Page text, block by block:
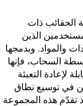
الحقائب ذات
الذين
والمواد. وبدمجها
السحاب، فإنها
لإعادة التعبئة
في توسيع نطاق
إذ تقدّم هذه المجموعة